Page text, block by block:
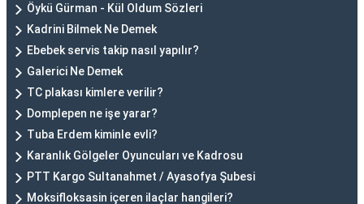
Öykü Gürman - Kül Oldum Sözleri
Kadrini Bilmek Ne Demek
Ebebek servis takip nasıl yapılır?
Galerici Ne Demek
TC plakası kimlere verilir?
Domplepen ne işe yarar?
Tuba Erdem kiminle evli?
Karanlık Gölgeler Oyuncuları ve Kadrosu
PTT Kargo Sultanahmet / Ayasofya Şubesi
Moksifloksasin içeren ilaçlar hangileri?